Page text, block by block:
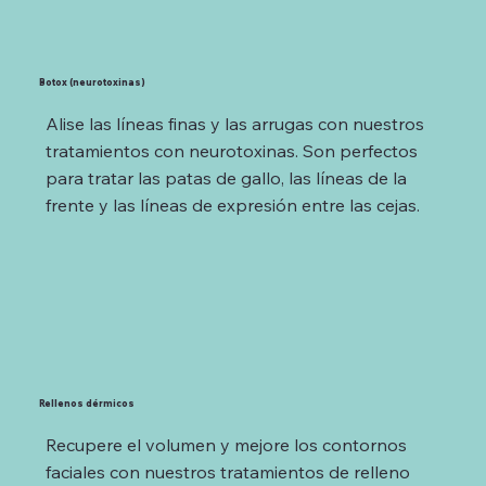
Botox (neurotoxinas)
Alise las líneas finas y las arrugas con nuestros
tratamientos con neurotoxinas. Son perfectos
para tratar las patas de gallo, las líneas de la
frente y las líneas de expresión entre las cejas.
Rellenos dérmicos
Recupere el volumen y mejore los contornos
faciales con nuestros tratamientos de relleno